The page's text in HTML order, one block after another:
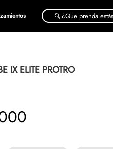
¿Que prenda
IX ELITE PROTRO